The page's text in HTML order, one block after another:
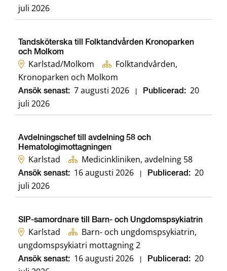
juli 2026
Tandsköterska till Folktandvården Kronoparken
och Molkom
Karlstad/Molkom
Folktandvården,
Kronoparken och Molkom
Ansök senast: 7 augusti 2026 Publicerad: 20
juli 2026
Avdelningschef till avdelning 58 och
Hematologimottagningen
Karlstad Medicinkliniken, avdelning 58
Ansök senast: 16 augusti 2026 Publicerad: 20
juli 2026
SIP-samordnare till Barn- och Ungdomspsykiatrin
Karlstad
Barn- och ungdomspsykiatrin,
ungdomspsykiatri mottagning 2
Ansök senast: 16 augusti 2026 Publicerad: 20